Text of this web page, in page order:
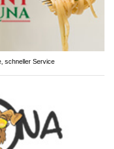
schneller Service